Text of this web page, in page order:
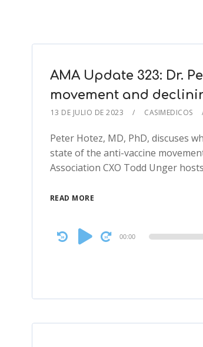
AMA Update 323: Dr.
movement and
13 DE JULIO DE 2023 CASIMEDICOS
Peter Hotez, MD, PhD, discuses
state of the anti-vaccine
Association CXO Todd Unger
READ MORE
Audio
Player
00:00